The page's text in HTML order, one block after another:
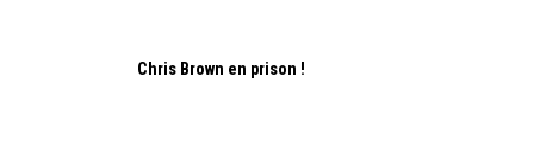
Chris Brown en prison !